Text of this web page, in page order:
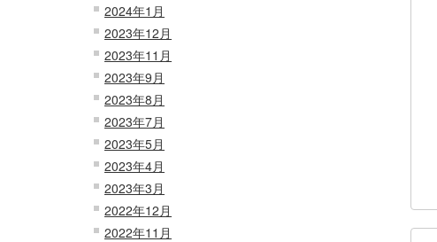
2024年1月
2023年12月
2023年11月
2023年9月
2023年8月
2023年7月
2023年5月
2023年4月
2023年3月
2022年12月
2022年11月